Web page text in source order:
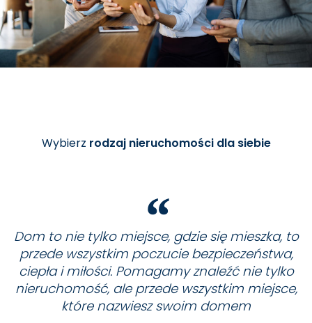
Wybierz rodzaj nieruchomości dla siebie
Dom to nie tylko miejsce, gdzie się mieszka, to
przede wszystkim poczucie bezpieczeństwa,
ciepła i miłości. Pomagamy znaleźć nie tylko
nieruchomość, ale przede wszystkim miejsce,
które nazwiesz swoim domem